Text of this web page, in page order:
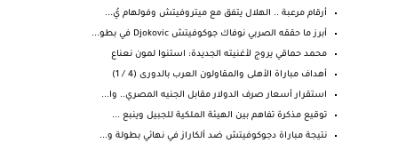
أرقام مرعبة .. الهلال يتفق مع ميتروفيتش وفولهام يُ...
أبرز ما حققه الصربي نوفاك جوكوفيتش Djokovic في بطو...
محمد حماقي يروج لأغنيته الجديدة: استنوا لمون نعناع
أهداف مباراة الأهلى والمقاولون العرب بالدورى (4 / 1)
استقرار أسعار صرف الدولار مقابل الجنيه المصري.. وا...
توقيع مذكرة تفاهم بين الهيئة الملكية للجبيل وينبع ...
نتيجة مباراة دجوكوفيتش ضد ألكاراز في نهائي بطولة و...